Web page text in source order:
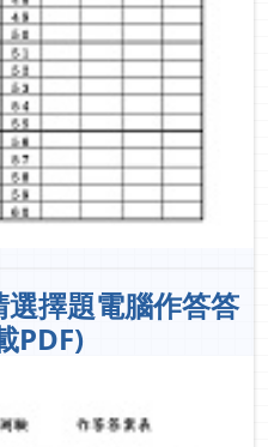
擇題電腦作答答
PDF)